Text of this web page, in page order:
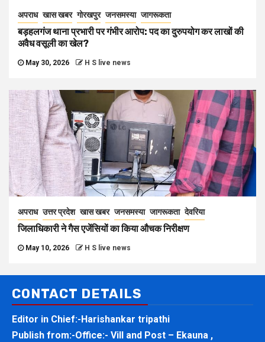
अपराध खास खबर गोरखपुर जनसमस्या जागरूकता
बड़हलगंज थाना प्रभारी पर गंभीर आरोप: पद का दुरुपयोग कर लाखों की
अवैध वसूली का खेल?
May 30, 2026 H S live news
अपराध उत्तर प्रदेश खास खबर जनसमस्या जागरूकता देवरिया
जिलाधिकारी ने गैस एजेंसियों का किया औचक निरीक्षण
May 10, 2026 H S live news
CONTACT DETAILS
Editor in Chief:-Harishankar tripathi
Publish from:-Office:- Vill and Post – Ekauna ,